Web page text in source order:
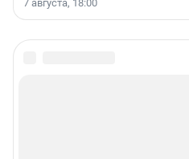
7 августа, 18:00